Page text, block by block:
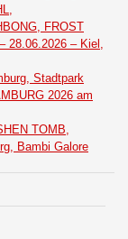
FROST
28.06.2026 – Kiel,
Stadtpark
2026 am
TOMB,
Bambi Galore